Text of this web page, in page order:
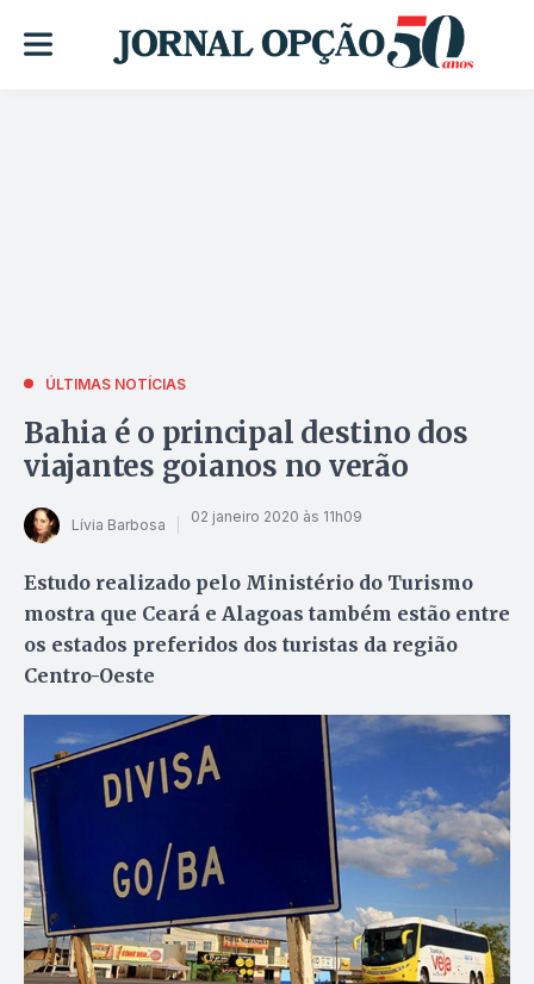
ÚLTIMAS NOTÍCIAS
Bahia é o principal destino dos
viajantes goianos no verão
Lívia Barbosa 02 janeiro 2020 às 11h09
Estudo realizado pelo Ministério do Turismo
mostra que Ceará e Alagoas também estão entre
os estados preferidos dos turistas da região
Centro-Oeste